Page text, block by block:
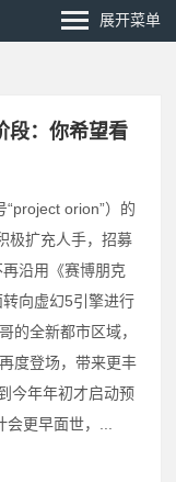
展开菜单
段：你希望看
orion”）的
极扩充人手，招募
沿用《赛博朋克
向虚幻5引擎进行
的全新都市区域，
度登场，带来更丰
今年年初才启动预
更早面世，...